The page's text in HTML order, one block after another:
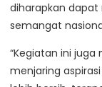
diharapkan
semangat
“Kegiatan ini
menjaring